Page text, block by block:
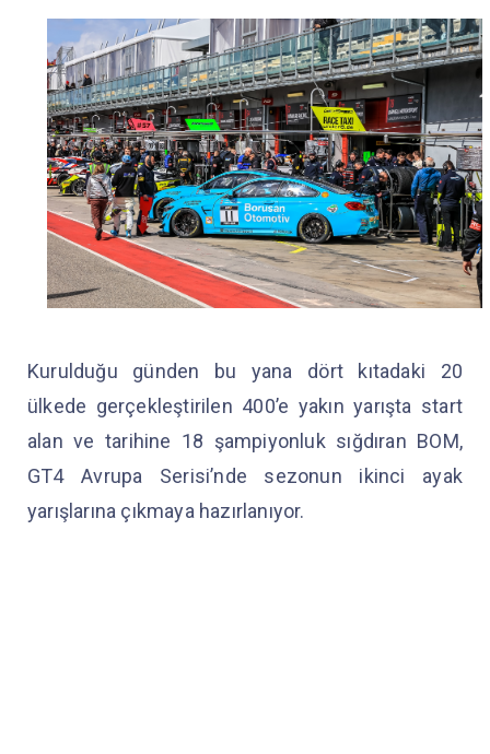
Kurulduğu günden bu yana dört kıtadaki 20
ülkede gerçekleştirilen 400’e yakın yarışta start
alan ve tarihine 18 şampiyonluk sığdıran BOM,
GT4 Avrupa Serisi’nde sezonun ikinci ayak
yarışlarına çıkmaya hazırlanıyor.